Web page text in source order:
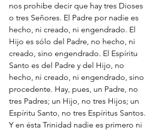
nos prohibe decir que hay tres Dioses
o tres Señores. El Padre por nadie es
hecho, ni creado, ni engendrado. El
Hijo es sólo del Padre, no hecho, ni
creado, sino engendrado. El Espíritu
Santo es del Padre y del Hijo, no
hecho, ni creado, ni engendrado, sino
procedente. Hay, pues, un Padre, no
tres Padres; un Hijo, no tres Hijos; un
Espíritu Santo, no tres Espíritus Santos.
Y en ésta Trinidad nadie es primero ni